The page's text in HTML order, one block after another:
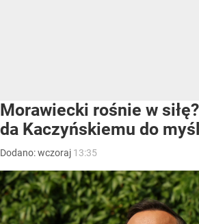
Morawiecki rośnie w
da Kaczyńskiemu do
Dodano:wczoraj 13:35